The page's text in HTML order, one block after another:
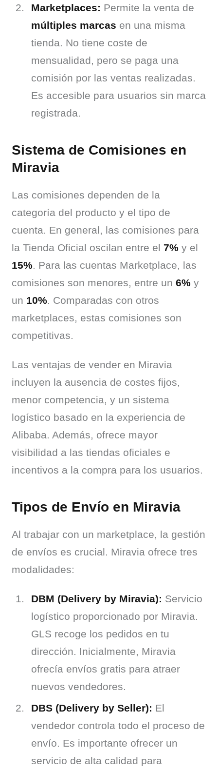
Marketplaces: Permite la venta de
múltiples marcas en una misma
tienda. No tiene coste de
mensualidad, pero se paga una
comisión por las ventas realizadas.
Es accesible para usuarios sin marca
registrada.
Sistema de Comisiones en
Miravia
Las comisiones dependen de la
categoría del producto y el tipo de
cuenta. En general, las comisiones para
la Tienda Oficial oscilan entre el 7%
15%. Para las cuentas Marketplace, las
comisiones son menores, entre un 6% y
un 10%. Comparadas con otros
marketplaces, estas comisiones son
competitivas.
Las ventajas de vender en Miravia
incluyen la ausencia de costes fijos,
menor competencia, y un sistema
logístico basado en la experiencia de
Alibaba. Además, ofrece mayor
visibilidad a las tiendas oficiales e
incentivos a la compra para los usuarios.
Tipos de Envío en Miravia
Al trabajar con un marketplace, la gestión
de envíos es crucial. Miravia ofrece tres
modalidades:
DBM (Delivery by Miravia): Servicio
logístico proporcionado por Miravia.
GLS recoge los pedidos en tu
dirección. Inicialmente, Miravia
ofrecía envíos gratis para atraer
nuevos vendedores.
DBS (Delivery by Seller): El
vendedor controla todo el proceso de
envío. Es importante ofrecer un
servicio de alta calidad para